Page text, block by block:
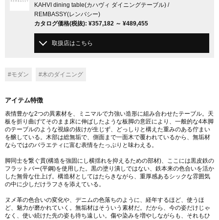
KAHVI dining table(カハヴィ ダイニングテーブル) /
REMBASSY(レンバシー)
カタログ価格(税抜): ¥357,182 ～ ¥489,455
取扱店はこちら
#モダン #木のダイニング
アイテム特徴
表情豊かな2つの異素材を、ミニマルで力強い造形に組み合わせたテーブル。天
板を折り曲げてそのまま床に伸ばしたような板脚の意匠により、一般的な4本脚
のテーブルのような視線の抜けが生じず、どっしりと構えた重みのある佇まい
を醸している。木部は総無垢で、側面まで一面木で覆われているから、無垢材
ならではのバラエティに富む表情をたっぷりと味わえる。
脚同士を繋ぐ貫(構造を強固にし横揺れを抑えるための部材)、ここには黒皮鉄の
フラットバー(平鋼)を使用した。黒の塗り潰しではない、鉄本来の色合いを活か
した無骨な仕上げ。構造材としてはたらきながら、重厚感あるシックな雰囲気
の中に少しだけラフさを添えている。
ヌメ革の色合いの変化や、デニムの色落ちのように、経年するほど、使うほ
ど、魅力が磨かれていく。無垢材はそういう素材だ。だから、今の姿だけじゃ
なく、使い続けた先の姿も待ち遠しい。傷や染みを増やしながらも、それもひ